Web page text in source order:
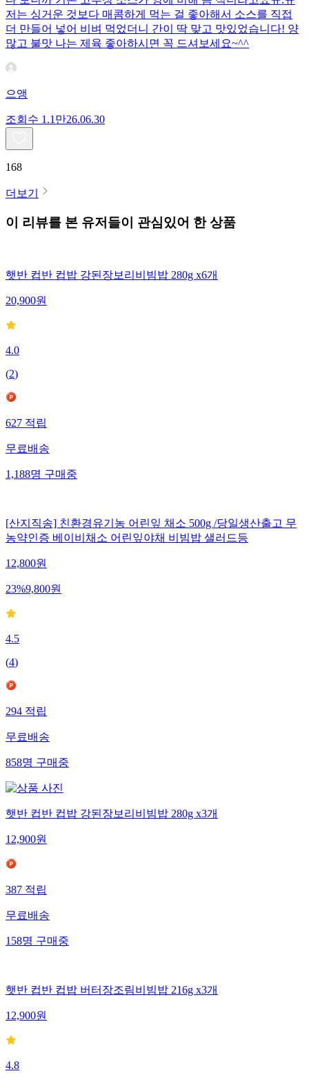
저는 싱거운 것보다 매콤하게 먹는 걸 좋아해서 소스를 직접
더 만들어 넣어 비벼 먹었더니 간이 딱 맞고 맛있었습니다! 양
많고 불맛 나는 제육 좋아하시면 꼭 드셔보세요~^^
으앵
조회수 1.1만26.06.30
168
더보기
이 리뷰를 본 유저들이 관심있어 한 상품
햇반 컵반 컵밥 강된장보리비빔밥 280g x6개
20,900원
4.0
(2)
627 적립
무료배송
1,188명 구매중
[산지직송] 친환경유기농 어린잎 채소 500g /당일생산출고 무
농약인증 베이비채소 어린잎야채 비빔밥 샐러드등
12,800원
23%9,800원
4.5
(4)
294적립
무료배송
858명구매중
햇반 컵반 컵밥 강된장보리비빔밥 280g x3개
12,900원
387적립
무료배송
158명구매중
햇반 컵반 컵밥 버터장조림비빔밥 216g x3개
12,900원
4.8